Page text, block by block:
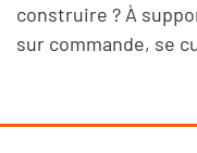
construire ? À
sur commande, se